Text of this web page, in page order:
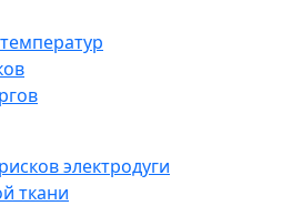
электродуги
ткани